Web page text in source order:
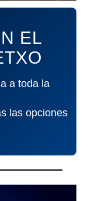
EL
a toda la
las opciones